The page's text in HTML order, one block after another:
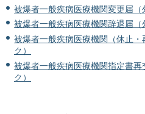
被爆者一般疾病医療機関変更届（
被爆者一般疾病医療機関辞退届（
被爆者一般疾病医療機関（休止
ク）
被爆者一般疾病医療機関指定書
ク）